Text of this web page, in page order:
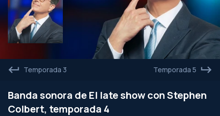
Temporada 3 Temporada 5
Banda sonora de El late show con Stephen
Colbert, temporada 4